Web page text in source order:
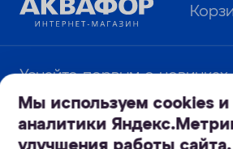
Мы используем cookies и
аналитики
улучшения работы сайта.
Узнайте первым о новинках